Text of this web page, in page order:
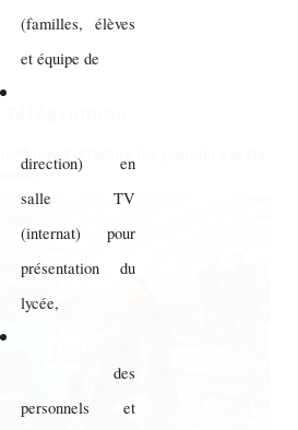
(familles, élèves
et équipe de
direction) en
salle TV
(internat) pour
présentation du
lycée,
des
personnels et